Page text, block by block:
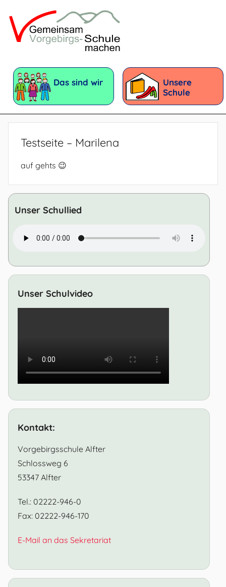
Inhalt
springen
Vorgebirgsschule
mit
dem
Förderschwerpunkt:
Entwicklung
Das sind wir
Unsere
Schule
Testseite – Marilena
auf gehts 😉
Unser Schullied
Unser Schulvideo
Kontakt:
Vorgebirgsschule Alfter
Schlossweg 6
53347 Alfter
Tel.: 02222-946-0
Fax: 02222-946-170
E-Mail an das Sekretariat